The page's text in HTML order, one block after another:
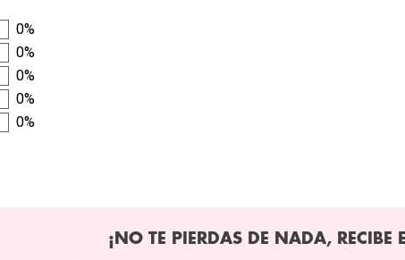
0%
0%
0%
0%
0%
¡NO TE PIERDAS DE NADA, RECIBE